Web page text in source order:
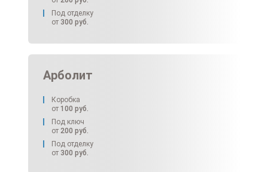
Под отделку
от 300 руб.
Арболит
Коробка
от 100 руб.
Под ключ
от 200 руб.
Под отделку
от 300 руб.